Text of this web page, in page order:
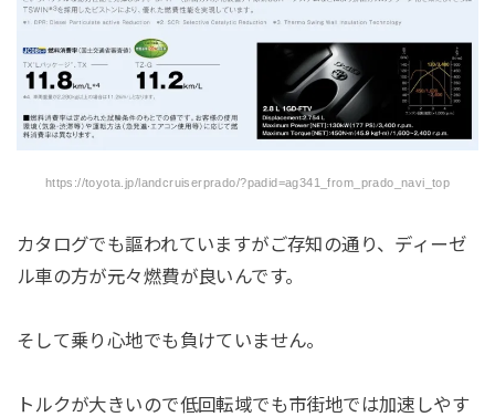
https://toyota.jp/landcruiserprado/?padid=ag341_from_prado_navi_top
カタログでも謳われていますがご存知の通り、ディーゼ
ル車の方が元々燃費が良いんです。
そして乗り心地でも負けていません。
トルクが大きいので低回転域でも市街地では加速しやす